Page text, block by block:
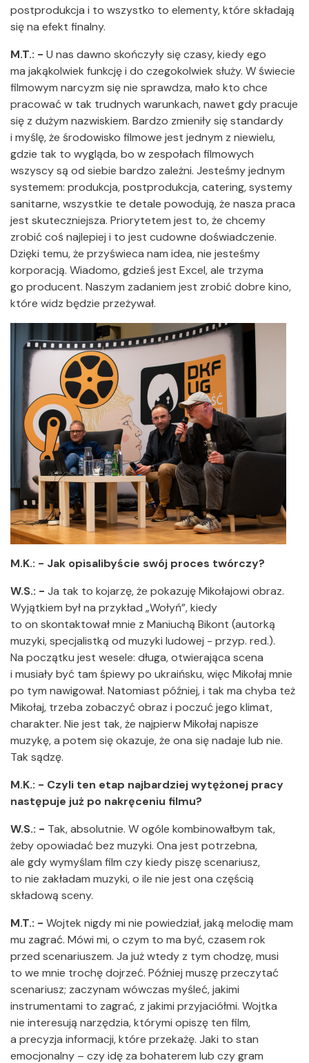
postprodukcja i to wszystko to elementy, które składają
się na efekt finalny.
M.T.: - U nas dawno skończyły się czasy, kiedy ego
ma jakąkolwiek funkcję i do czegokolwiek służy. W świecie
filmowym narcyzm się nie sprawdza, mało kto chce
pracować w tak trudnych warunkach, nawet gdy pracuje
się z dużym nazwiskiem. Bardzo zmieniły się standardy
i myślę, że środowisko filmowe jest jednym z niewielu,
gdzie tak to wygląda, bo w zespołach filmowych
wszyscy są od siebie bardzo zależni. Jesteśmy jednym
systemem: produkcja, postprodukcja, catering, systemy
sanitarne, wszystkie te detale powodują, że nasza praca
jest skuteczniejsza. Priorytetem jest to, że chcemy
zrobić coś najlepiej i to jest cudowne doświadczenie.
Dzięki temu, że przyświeca nam idea, nie jesteśmy
korporacją. Wiadomo, gdzieś jest Excel, ale trzyma
go producent. Naszym zadaniem jest zrobić dobre kino,
które widz będzie przeżywał.
M.K.: - Jak opisalibyście swój proces twórczy?
W.S.: - Ja tak to kojarzę, że pokazuję Mikołajowi obraz.
Wyjątkiem był na przykład „Wołyń”, kiedy
to on skontaktował mnie z Maniuchą Bikont (autorką
muzyki, specjalistką od muzyki ludowej - przyp. red.).
Na początku jest wesele: długa, otwierająca scena
i musiały być tam śpiewy po ukraińsku, więc Mikołaj mnie
po tym nawigował. Natomiast później, i tak ma chyba też
Mikołaj, trzeba zobaczyć obraz i poczuć jego klimat,
charakter. Nie jest tak, że najpierw Mikołaj napisze
muzykę, a potem się okazuje, że ona się nadaje lub nie.
Tak sądzę.
M.K.: - Czyli ten etap najbardziej wytężonej pracy
następuje już po nakręceniu filmu?
W.S.: - Tak, absolutnie. W ogóle kombinowałbym tak,
żeby opowiadać bez muzyki. Ona jest potrzebna,
ale gdy wymyślam film czy kiedy piszę scenariusz,
to nie zakładam muzyki, o ile nie jest ona częścią
składową sceny.
M.T.: - Wojtek nigdy mi nie powiedział, jaką melodię mam
mu zagrać. Mówi mi, o czym to ma być, czasem rok
przed scenariuszem. Ja już wtedy z tym chodzę, musi
to we mnie trochę dojrzeć. Później muszę przeczytać
scenariusz; zaczynam wówczas myśleć, jakimi
instrumentami to zagrać, z jakimi przyjaciółmi. Wojtka
nie interesują narzędzia, którymi opiszę ten film,
a precyzja informacji, które przekażę. Jaki to stan
emocjonalny – czy idę za bohaterem lub czy gram